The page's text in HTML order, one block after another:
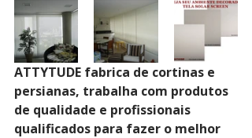
ATTYTUDE fabrica de cortinas e
persianas, trabalha com produtos
de qualidade e profissionais
qualificados para fazer o melhor